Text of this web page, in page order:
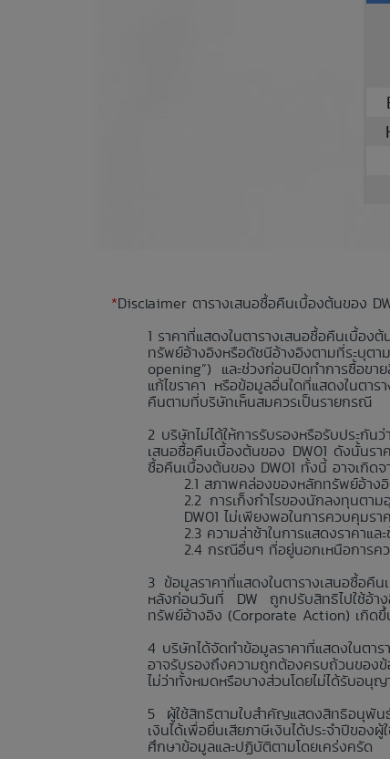
*Disclaimer ตารางเสนอซื้อคืนเบื้องต้นของ
ราคาที่แสดงในตารางเสนอซื้อคืนเบื้อ
ทรัพย์อ้างอิงหรือดัชนีอ้างอิงตามที่ระบุตา
opening”) และช่วงก่อนปิดทำการซื้อข
แก้ไขราคา หรือข้อมูลอื่นใดที่แสดงในตา
คืนตามที่บริษัทเห็นสมควรเป็นรายกรณี
บริษัทไม่ได้ให้การรับรองหรือรับประกัน
เสนอซื้อคืนเบื้องต้นของ DW01 ดังนั้นรา
ซื้อคืนเบื้องต้นของ DW01 ทั้งนี้ อาจเกิด
สภาพคล่องของหลักทรัพย์อ้าง
การเก็งกำไรของนักลงทุนตา
DW01 ไม่เพียงพอในการควบคุมร
ความล่าช้าในการแสดงราคาแ
กรณีอื่นๆ ที่อยู่นอกเหนือการคว
ข้อมูลราคาที่แสดงในตารางเสนอซื้อ
หลังก่อนวันที่ DW ถูกปรับสิทธิไปใช้อ้าง
ทรัพย์อ้างอิง (Corporate Action) เกิดขึ้
บริษัทได้จัดทำข้อมูลราคาที่แสดงในตา
อาจรับรองถึงความถูกต้องครบถ้วนของ
ไม่ว่าทั้งหมดหรือบางส่วนโดยไม่ได้รับอนุ
ผู้ใช้สิทธิตามใบสำคัญแสดงสิทธิอนุพัน
เงินได้เพื่อยื่นเสียภาษีเงินได้ประจำปีข
ศึกษาข้อมูลและปฏิบัติตามโดยเคร่งครัด